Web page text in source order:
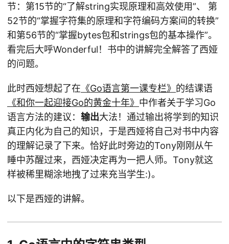
节：第15节的“了解string实现原理和高效使用”、 第
52节的“掌握字符集的原理和字符编码方案间的转换”
和第56节的“掌握bytes包和strings包的基本操作”。
看完后大呼Wonderful！书中的讲解完全解答了西娅
的问题。
此时西娅想起了在 《Go语言第一课专栏》 的结课语
《和你一起迎接Go的黄金十年》 中作者关于学习Go
语言方法的建议： 输出大法！通过输出将学到的知识
真正内化为自己的知识，于是西娅将自己对书中内容
的理解记录了下来。恰好此时旁边的Tony刚刚从午
睡中苏醒过来，西娅决定再为一把人师。Tony就这
样被稀里糊涂地拽了过来充当学生:)。
以下是西娅的讲解。